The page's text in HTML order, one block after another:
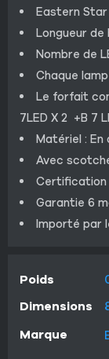
Eastern
Longueur de
Nombre de
Chaque
Le forfait
7LED X 2 +B 7
Matériel : En
Avec
Certification :
Garantie 6
Importé par
Poids
Dimensions
Marque